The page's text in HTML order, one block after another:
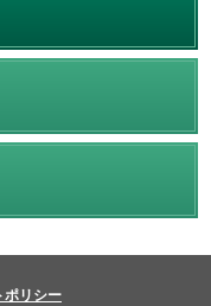
ポリシー